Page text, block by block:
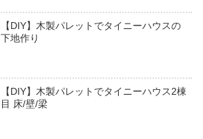
【DIY】木製パレットでタイニーハウスの
下地作り
【DIY】木製パレットでタイニーハウス2棟
目 床/壁/梁